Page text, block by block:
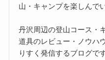
山・キャンプを楽しんで
丹沢周辺の登山コース・
道具のレビュー・ノウハ
りすく発信するブログです